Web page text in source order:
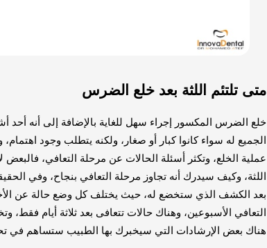
متى تلتئم اللثة بعد خلع الضرس
خلع الضرس المكسور إجراء سهل للغاية بالإضافة إلى أنه أحد
الجميع له سواء كانوا كبار أو صغار، ولكنه يتطلب وجود
عملية الخلع، وتكثر أسئلة الحالات عن مرحلة التعافي، فالبعض
اللثة، وكيف سيدرك أنه تجاوز مرحلة التعافي بنجاح، وفي
بعد الكشف الذي ستخضع له، حيث يختلف كل وضع حالة عن
التعافي الأسبوعين، وهناك حالات تتعافى بعد ثلاثة أيام
هناك بعض الإرشادات التي سيخبرك بها الطبيب ستساهم في